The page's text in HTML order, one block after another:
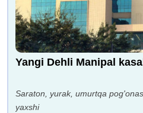
Yangi Dehli Manipal
Saraton, yurak, umurtqa
yaxshi